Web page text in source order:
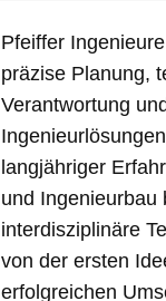
Pfeiffer
präzise Planung,
Verantwortung
langjähriger
und Ingenieurbau
interdisziplinäre
von der ersten
erfolgreichen